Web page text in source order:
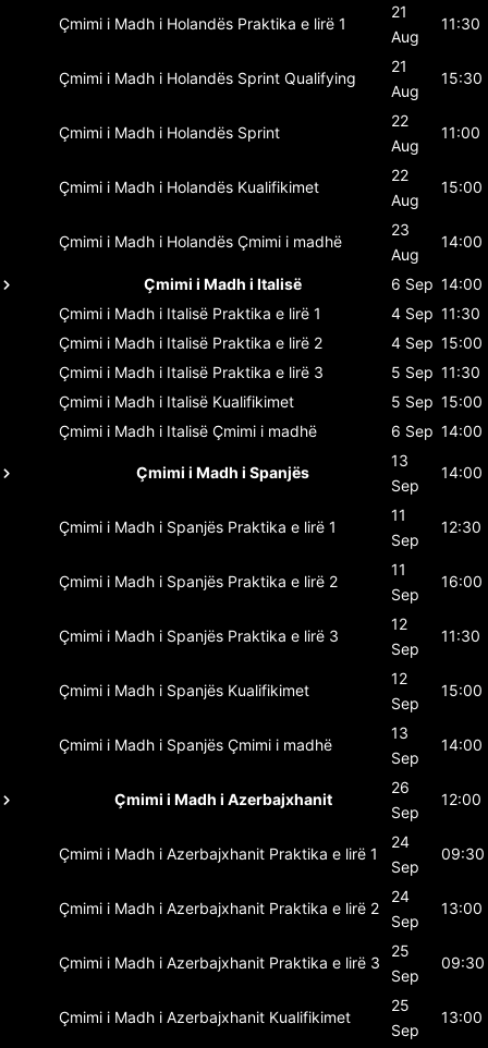
Çmimi i Madh i Holandës Praktika e lirë 1
21
Aug
11:30
Çmimi i Madh i Holandës Sprint Qualifying
21
Aug
15:30
Çmimi i Madh i Holandës Sprint
22
Aug
11:00
Çmimi i Madh i Holandës Kualifikimet
22
Aug
15:00
Çmimi i Madh i Holandës Çmimi i madhë
23
Aug
14:00
Çmimi i Madh i Italisë 6 Sep 14:00
Çmimi i Madh i Italisë Praktika e lirë 1 4 Sep 11:30
Çmimi i Madh i Italisë Praktika e lirë 2 4 Sep 15:00
Çmimi i Madh i Italisë Praktika e lirë 3 5 Sep 11:30
Çmimi i Madh i Italisë Kualifikimet 5 Sep 15:00
Çmimi i Madh i Italisë Çmimi i madhë 6 Sep 14:00
Çmimi i Madh i Spanjës
13
Sep
14:00
Çmimi i Madh i Spanjës Praktika e lirë 1
11
Sep
12:30
Çmimi i Madh i Spanjës Praktika e lirë 2
11
Sep
16:00
Çmimi i Madh i Spanjës Praktika e lirë 3
12
Sep
11:30
Çmimi i Madh i Spanjës Kualifikimet
12
Sep
15:00
Çmimi i Madh i Spanjës Çmimi i madhë
13
Sep
14:00
Çmimi i Madh i Azerbajxhanit
26
Sep
12:00
Çmimi i Madh i Azerbajxhanit Praktika e lirë 1
24
Sep
09:30
Çmimi i Madh i Azerbajxhanit Praktika e lirë 2
24
Sep
13:00
Çmimi i Madh i Azerbajxhanit Praktika e lirë 3
25
Sep
09:30
Çmimi i Madh i Azerbajxhanit Kualifikimet
25
Sep
13:00